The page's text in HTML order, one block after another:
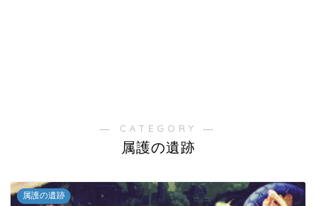
― CATEGORY ―
属護の遺跡
属護の遺跡